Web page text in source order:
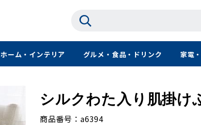
ホーム・インテリア グルメ・食品・ドリンク 家電
シルクわた入り肌掛け
商品番号
a6394